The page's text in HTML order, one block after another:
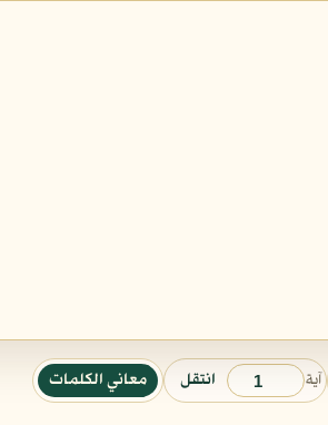
آية انتقل معاني الكلمات